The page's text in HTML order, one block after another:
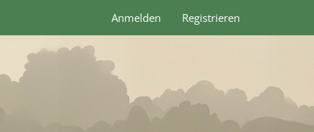
Anmelden Registrieren